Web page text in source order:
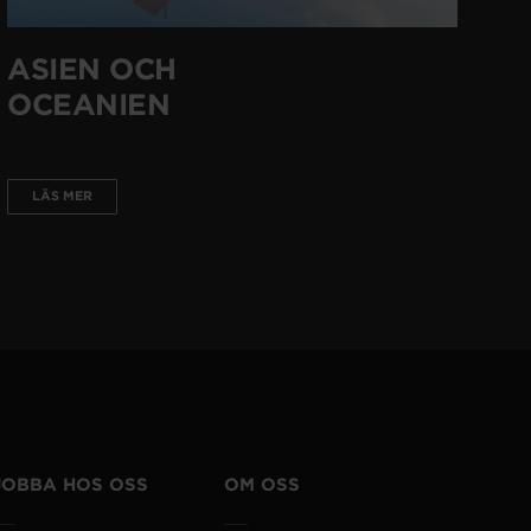
ASIEN OCH
OCEANIEN
LÄS MER
HOS OSS OM OSS